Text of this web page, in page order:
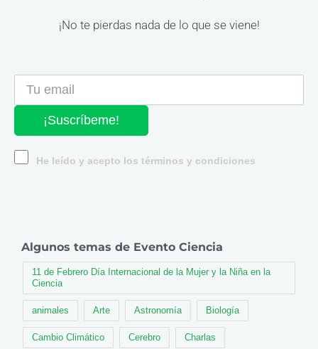
¡No te pierdas nada de lo que se viene!
¡Suscríbeme!
He leído y acepto los términos y condiciones
Algunos temas de Evento Ciencia
11 de Febrero Día Internacional de la Mujer y la Niña en la
Ciencia
animales Arte Astronomía Biología
Cambio Climático Cerebro Charlas